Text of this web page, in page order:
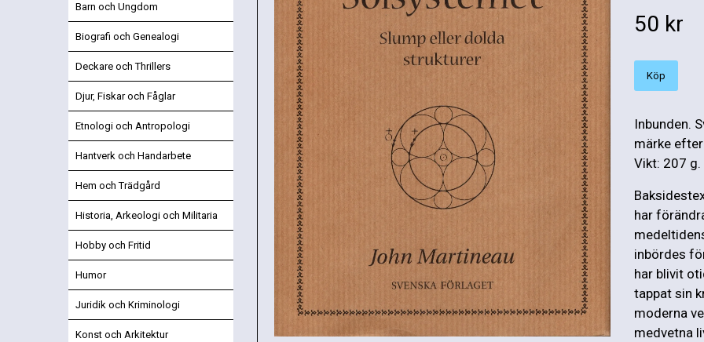
Barn och Ungdom
Biografi och Genealogi
Deckare och Thrillers
Djur, Fiskar och Fåglar
Etnologi och Antropologi
Hantverk och Handarbete
Hem och Trädgård
Historia, Arkeologi och Militaria
Hobby och Fritid
Humor
Juridik och Kriminologi
Konst och Arkitektur
50 kr
Köp
Inbunden.
märke
Vikt: 207 g.
har
inbördes
har blivit
tappat sin
moderna
medvetna